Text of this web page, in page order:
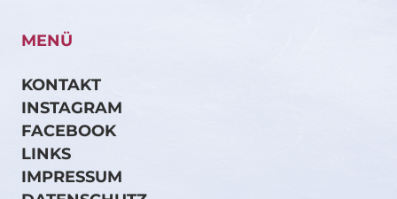
MENÜ
KONTAKT
INSTAGRAM
FACEBOOK
LINKS
IMPRESSUM